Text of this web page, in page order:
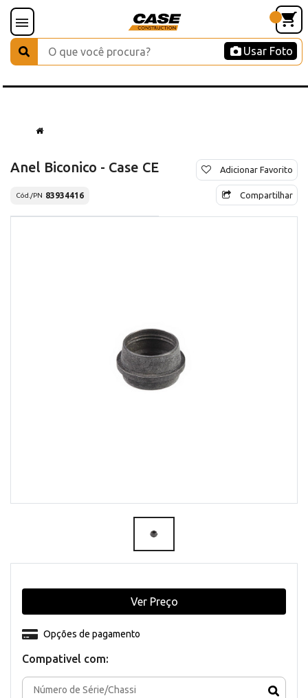
Usar Foto
Anel Biconico - Case CE
Cód./PN 83934416
Adicionar Favorito
Compartilhar
Compativel com:
Opções de pagamento
Ver Preço